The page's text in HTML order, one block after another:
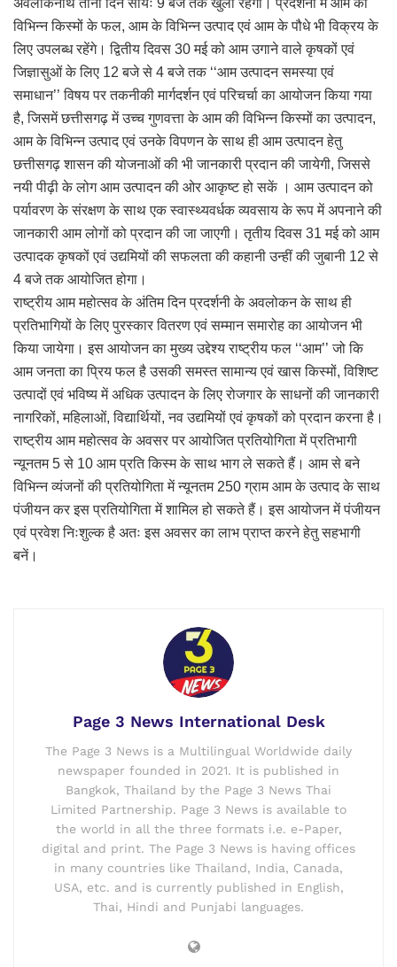
अवलोकनार्थ तीनों दिन सायः 9 बजे तक खुली रहेगी। प्रदर्शनी में आम की
विभिन्न किस्मों के फल, आम के विभिन्न उत्पाद एवं आम के पौधे भी विक्रय के
लिए उपलब्ध रहेंगे। द्वितीय दिवस 30 मई को आम उगाने वाले कृषकों एवं
जिज्ञासुओं के लिए 12 बजे से 4 बजे तक ‘‘आम उत्पादन समस्या एवं
समाधान’’ विषय पर तकनीकी मार्गदर्शन एवं परिचर्चा का आयोजन किया गया
है, जिसमें छत्तीसगढ़ में उच्च गुणवत्ता के आम की विभिन्न किस्मों का उत्पादन,
आम के विभिन्न उत्पाद एवं उनके विपणन के साथ ही आम उत्पादन हेतु
छत्तीसगढ़ शासन की योजनाओं की भी जानकारी प्रदान की जायेगी, जिससे
नयी पीढ़ी के लोग आम उत्पादन की ओर आकृष्ट हो सकें । आम उत्पादन को
पर्यावरण के संरक्षण के साथ एक स्वास्थ्यवर्धक व्यवसाय के रूप में अपनाने की
जानकारी आम लोगों को प्रदान की जा जाएगी। तृतीय दिवस 31 मई को आम
उत्पादक कृषकों एवं उद्यमियों की सफलता की कहानी उन्हीं की जुबानी 12 से
4 बजे तक आयोजित होगा।
राष्ट्रीय आम महोत्सव के अंतिम दिन प्रदर्शनी के अवलोकन के साथ ही
प्रतिभागियों के लिए पुरस्कार वितरण एवं सम्मान समारोह का आयोजन भी
किया जायेगा। इस आयोजन का मुख्य उद्देश्य राष्ट्रीय फल ‘‘आम’’ जो कि
आम जनता का प्रिय फल है उसकी समस्त सामान्य एवं खास किस्मों, विशिष्ट
उत्पादों एवं भविष्य में अधिक उत्पादन के लिए रोजगार के साधनों की जानकारी
नागरिकों, महिलाओं, विद्यार्थियों, नव उद्यमियों एवं कृषकों को प्रदान करना है।
राष्ट्रीय आम महोत्सव के अवसर पर आयोजित प्रतियोगिता में प्रतिभागी
न्यूनतम 5 से 10 आम प्रति किस्म के साथ भाग ले सकते हैं। आम से बने
विभिन्न व्यंजनों की प्रतियोगिता में न्यूनतम 250 ग्राम आम के उत्पाद के साथ
पंजीयन कर इस प्रतियोगिता में शामिल हो सकते हैं। इस आयोजन में पंजीयन
एवं प्रवेश निःशुल्क है अतः इस अवसर का लाभ प्राप्त करने हेतु सहभागी
बनें।
Page 3 News International Desk
The Page 3 News is a Multilingual Worldwide daily
newspaper founded in 2021. It is published in
Bangkok, Thailand by the Page 3 News Thai
Limited Partnership. Page 3 News is available to
the world in all the three formats i.e. e-Paper,
digital and print. The Page 3 News is having offices
in many countries like Thailand, India, Canada,
USA, etc. and is currently published in English,
Thai, Hindi and Punjabi languages.